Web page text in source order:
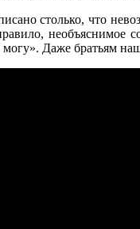
столько, что
необъяснимое
могу». Даже братьям